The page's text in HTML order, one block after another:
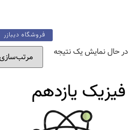
فروشگاه دیبازر
در حال نمایش یک نتیجه